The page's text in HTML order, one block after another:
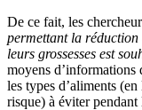
De ce fait, les
permettant la réduction
leurs grossesses est
moyens d’informations
les types d’aliments
risque) à éviter pendant